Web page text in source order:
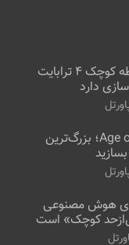
این کارت حافظه کوچک ۴ ترابایت
دارد
بازی/ Age of 2048؛ بزرگ‌ترین
هوش مصنوعی
کوچک» است